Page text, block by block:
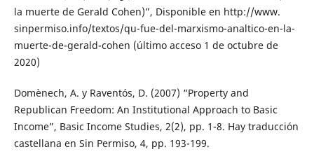
la muerte de Gerald Cohen)”, Disponible en http://www.
sinpermiso.info/textos/qu-fue-del-marxismo-analtico-en-la-
muerte-de-gerald-cohen (último acceso 1 de octubre de
2020)
Domènech, A. y Raventós, D. (2007) “Property and
Republican Freedom: An Institutional Approach to Basic
Income”, Basic Income Studies, 2(2), pp. 1-8. Hay traducción
castellana en Sin Permiso, 4, pp. 193-199.